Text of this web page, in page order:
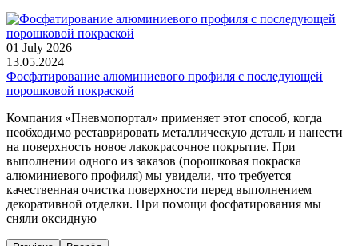
01 July 2026
13.05.2024
Фосфатирование алюминиевого профиля с последующей
порошковой покраской
Компания «Пневмопортал» применяет этот способ, когда
необходимо реставрировать металлическую деталь и нанести
на поверхность новое лакокрасочное покрытие. При
выполнении одного из заказов (порошковая покраска
алюминиевого профиля) мы увидели, что требуется
качественная очистка поверхности перед выполнением
декоративной отделки. При помощи фосфатирования мы
сняли оксидную